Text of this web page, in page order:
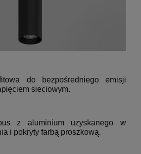
do bezpośredniego emisji
sieciowym.
z aluminium uzyskanego w
i pokryty farbą proszkową.